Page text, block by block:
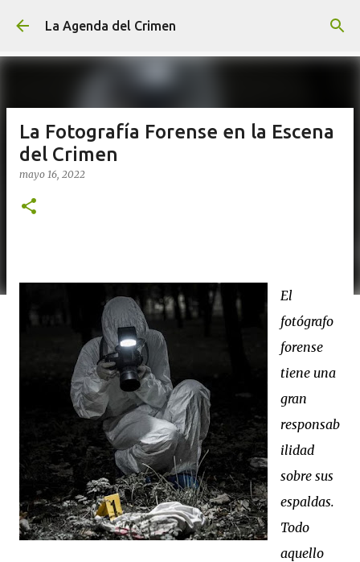
Ir al contenido principal
La Agenda del Crimen
La Fotografía Forense en la Escena
del Crimen
mayo 16, 2022
El
fotógrafo
forense
tiene una
gran
responsab
ilidad
sobre sus
espaldas.
Todo
aquello